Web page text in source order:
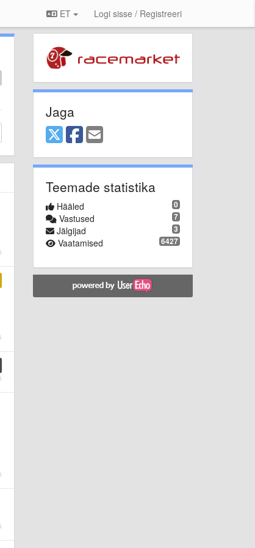
ET Logi sisse / Registreeri
Jaga
Teemade statistika
0
Hääled
7
Vastused
3
Jälgijad
6427
Vaatamised